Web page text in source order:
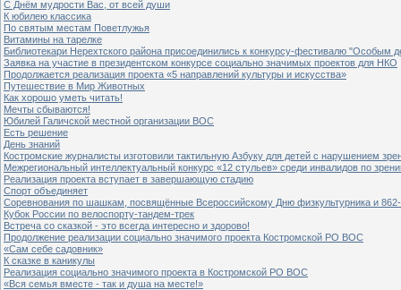
С Днём мудрости Вас, от всей души
К юбилею классика
По святым местам Поветлужья
Витамины на тарелке
Библиотекари Нерехтского района присоединились к конкурсу-фестивалю "Особым
Заявка на участие в президентском конкурсе социально значимых проектов для НКО
Продолжается реализация проекта «5 направлений культуры и искусства»
Путешествие в Мир Животных
Как хорошо уметь читать!
Мечты сбываются!
Юбилей Галичской местной организации ВОС
Есть решение
День знаний
Костромские журналисты изготовили тактильную Азбуку для детей с нарушением
Межрегиональный интеллектуальный конкурс «12 стульев» среди инвалидов по
Реализация проекта вступает в завершающую стадию
Спорт объединяет
Соревнования по шашкам, посвящённые Всероссийскому Дню физкультурника и
Кубок России по велоспорту-тандем-трек
Встреча со сказкой - это всегда интересно и здорово!
Продолжение реализации социально значимого проекта Костромской РО ВОС
«Сам себе садовник»
К сказке в каникулы
Реализация социально значимого проекта в Костромской РО ВОС
«Вся семья вместе - так и душа на месте!»